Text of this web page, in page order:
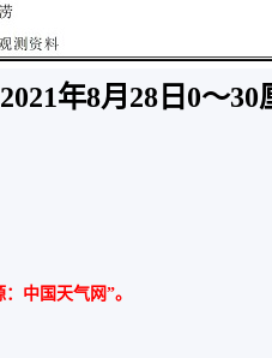
年8月28日 0～30
中国天气网”。